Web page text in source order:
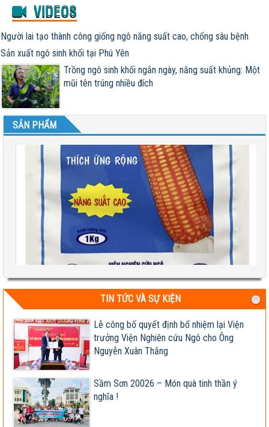
VIDEOS
Người lai tạo thành công giống ngô năng suất cao, chống sâu bệnh
Sản xuất ngô sinh khối tại Phú Yên
Trồng ngô sinh khối ngắn ngày, năng suất khủng: Một
mũi tên trúng nhiều đích
SẢN PHẨM
Test 2
04-08-2026 06:17:14 PM
TIN TỨC VÀ SỰ KIỆN
Lễ công bố quyết định bổ nhiệm lại Viện
trưởng Viện Nghiên cứu Ngô cho Ông
Nguyễn Xuân Thắng
Sầm Sơn 20026 – Món quà tinh thần ý
nghĩa !